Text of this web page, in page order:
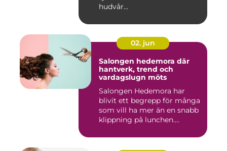
hudvår...
02. jun
Salongen hedemora där
hantverk, trend och
vardagslugn möts
Salongen Hedemora har
blivit ett begrepp för många
som vill ha mer än en snabb
klippning på lunchen....